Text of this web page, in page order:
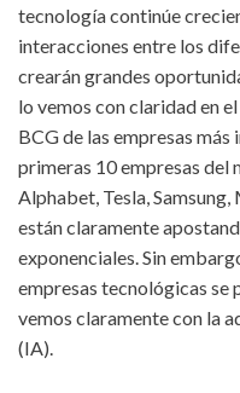
tecnología continúe
interacciones entre los
crearán grandes
lo vemos con claridad en
BCG de las empresas
primeras 10 empresas
Alphabet, Tesla,
están claramente
exponenciales. Sin
empresas tecnológicas se
vemos claramente con la
(IA).